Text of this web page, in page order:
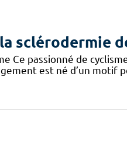
sclérodermie
Ce passionné de
est né d’un motif